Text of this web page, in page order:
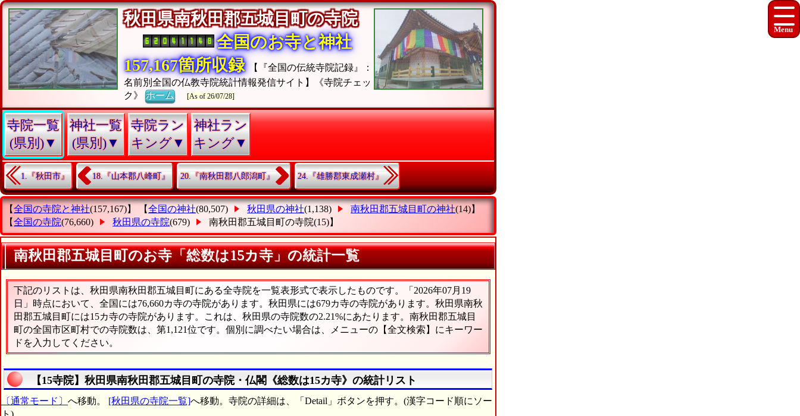
秋田県南秋田郡五城目町の寺院
全国のお寺と神社
157,167箇所収録
【『全国の伝統寺院記録』：
名前別全国の仏教寺院統計情報発信サイト】《寺院チェッ
ク》ホーム [As of 26/07/28]
寺院一覧
(県別)▼
神社一覧
(県別)▼
寺院ラン
キング▼
神社ラン
キング▼
1.『秋田市』 18.『山本郡八峰町』 20.『南秋田郡八郎潟町』 24.『雄勝郡東成瀬村』
【全国の寺院と神社(157,167)】 【全国の神社(80,507) 秋田県の神社(1,138) 南秋田郡五城目町の神社(14)】
【全国の寺院(76,660) 秋田県の寺院(679) 南秋田郡五城目町の寺院(15)】
南秋田郡五城目町のお寺「総数は15カ寺」の統計一覧
下記のリストは、秋田県南秋田郡五城目町にある全寺院を一覧表形式で表示したものです。「2026年07月19
日」時点において、全国には76,660カ寺の寺院があります。秋田県には679カ寺の寺院があります。秋田県南秋
田郡五城目町には15カ寺の寺院があります。これは、秋田県の寺院数の2.21%にあたります。南秋田郡五城目
町の全国市区町村での寺院数は、第1,121位です。個別に調べたい場合は、メニューの【全文検索】にキーワー
ドを入力してください。
【15寺院】秋田県南秋田郡五城目町の寺院・仏閣《総数は15カ寺》の統計リスト
〔通常モード〕 へ移動。 [秋田県の寺院一覧]へ移動。寺院の詳細は、「Detail」ボタンを押す。(漢字コード順にソー
ト)